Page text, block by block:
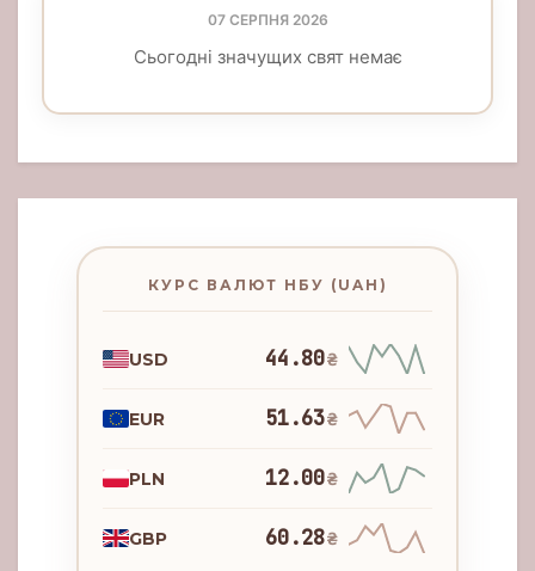
07 СЕРПНЯ 2026
Сьогодні значущих свят немає
КУРС ВАЛЮТ НБУ (UAH)
USD 44.80₴
EUR 51.63₴
PLN 12.00₴
GBP 60.28₴